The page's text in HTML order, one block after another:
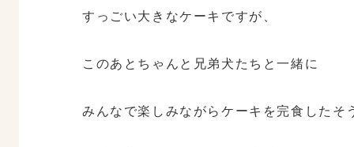
すっごい大きなケーキですが、
このあとちゃんと兄弟犬たちと一緒に
みんなで楽しみながらケーキを完食したそ